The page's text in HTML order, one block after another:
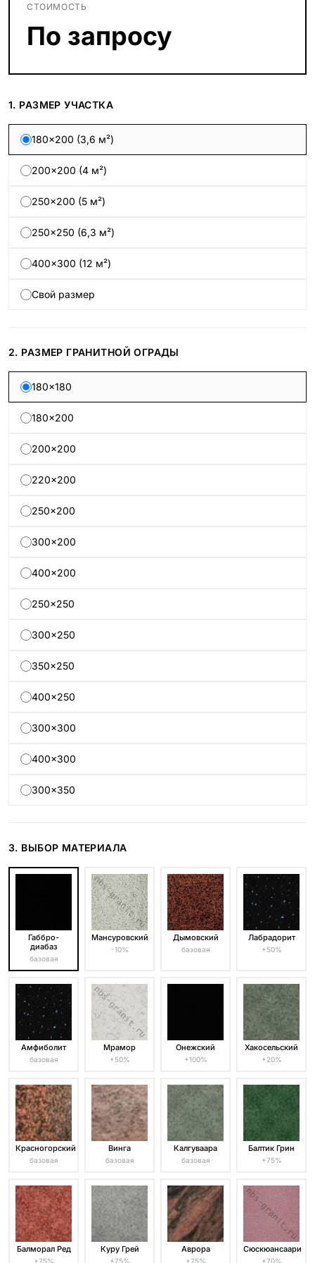
СТОИМОСТЬ
По запросу
1. РАЗМЕР УЧАСТКА
180×200 (3,6 м²)
200×200 (4 м²)
250×200 (5 м²)
250×250 (6,3 м²)
400×300 (12 м²)
Свой размер
2. РАЗМЕР ГРАНИТНОЙ ОГРАДЫ
180×180
180×200
200×200
220×200
250×200
300×200
400×200
250×250
300×250
350×250
400×250
300×300
400×300
300×350
3. ВЫБОР МАТЕРИАЛА
Габбро-
диабаз
базовая
Мансуровский
-10%
Дымовский
базовая
Лабрадорит
+50%
Амфиболит
базовая
Мрамор
+50%
Онежский
+100%
Хакосельский
+20%
Красногорский
базовая
Винга
базовая
Калгуваара
базовая
Балтик Грин
+75%
Балморал Ред
+75%
Куру Грей
+75%
Аврора
+75%
Сюскюансаари
+70%